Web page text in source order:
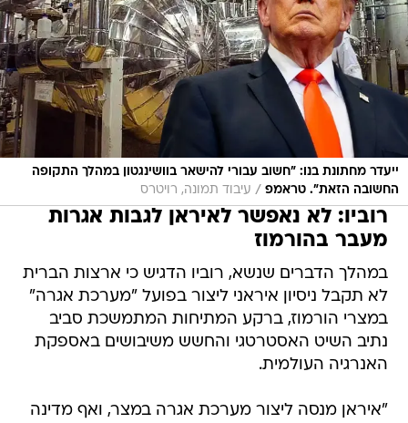
ייעדר מחתונת בנו: "חשוב עבורי להישאר בוושינגטון במהלך התקופה
החשובה הזאת". טראמפ / עיבוד תמונה, רויטרס
רוביו: לא נאפשר לאיראן לגבות אגרות
מעבר בהורמוז
במהלך הדברים שנשא, רוביו הדגיש כי ארצות הברית
לא תקבל ניסיון איראני ליצור בפועל "מערכת אגרה"
במצרי הורמוז, ברקע המתיחות המתמשכת סביב
נתיב השיט האסטרטגי והחשש משיבושים באספקת
האנרגיה העולמית.
"איראן מנסה ליצור מערכת אגרה במצר, ואף מדינה